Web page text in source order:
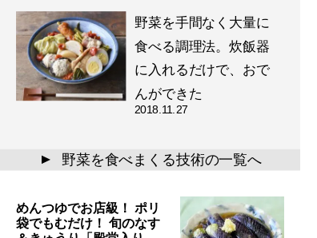
野菜を手間なく大量に
食べる調理法。炊飯器
に入れるだけで、おで
んができた
2018.11.27
▲ 野菜を食べまくる技術の一覧へ
めんつゆでお店級！ ポリ
袋でもむだけ！ 旬のなす